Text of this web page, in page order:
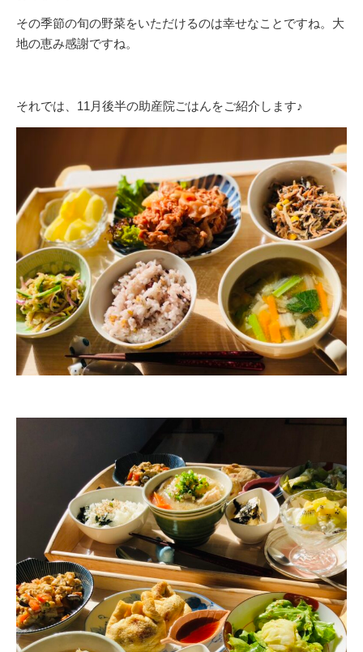
その季節の旬の野菜をいただけるのは幸せなことですね。大
地の恵み感謝ですね。
それでは、11月後半の助産院ごはんをご紹介します♪